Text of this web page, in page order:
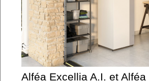
Alféa Excellia A.I. et